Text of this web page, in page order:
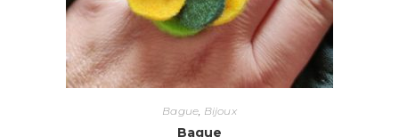
Bague, Bijoux
Bague